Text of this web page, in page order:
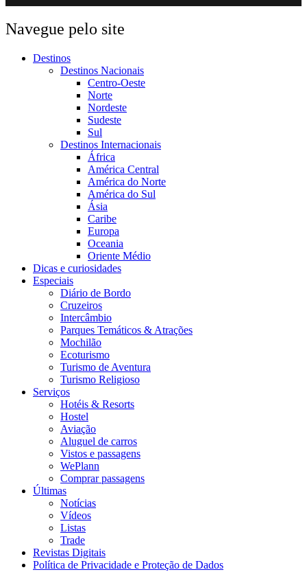
Navegue pelo site
Destinos
Destinos Nacionais
Centro-Oeste
Norte
Nordeste
Sudeste
Sul
Destinos Internacionais
África
América Central
América do Norte
América do Sul
Ásia
Caribe
Europa
Oceania
Oriente Médio
Dicas e curiosidades
Especiais
Diário de Bordo
Cruzeiros
Intercâmbio
Parques Temáticos & Atrações
Mochilão
Ecoturismo
Turismo de Aventura
Turismo Religioso
Serviços
Hotéis & Resorts
Hostel
Aviação
Aluguel de carros
Vistos e passagens
WePlann
Comprar passagens
Últimas
Notícias
Vídeos
Listas
Trade
Revistas Digitais
Política de Privacidade e Proteção de Dados